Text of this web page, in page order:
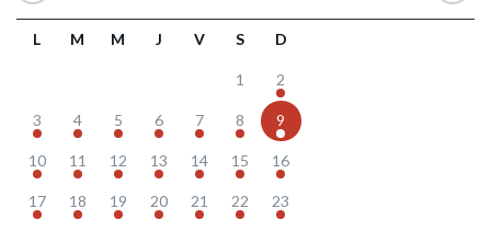
L M M J V S D
1 2
3 4 5 6 7 8 9
10 11 12 13 14 15 16
17 18 19 20 21 22 23